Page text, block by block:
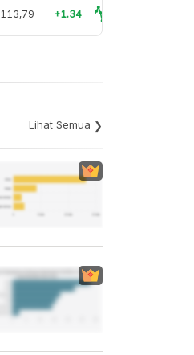
113,79 +1.34
Lihat Semua